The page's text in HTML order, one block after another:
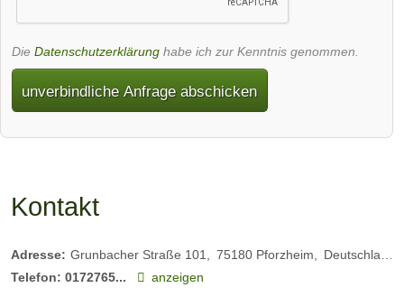
Die Datenschutzerklärung habe ich zur Kenntnis genommen.
unverbindliche Anfrage abschicken
Kontakt
Adresse: Grunbacher Straße 101 75180 Pforzheim
Deutschland
Telefon: 0172765...
anzeigen